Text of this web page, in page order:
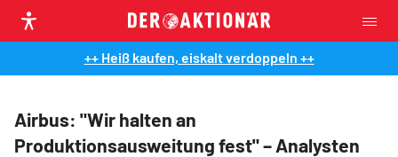
++ Heiß kaufen, eiskalt verdoppeln ++
Airbus: "Wir halten an
Produktionsausweitung fest" – Analysten